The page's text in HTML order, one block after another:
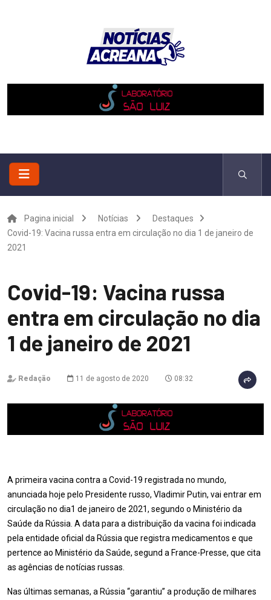
Pagina inicial Notícias
Destaques
Covid-19: Vacina russa entra em circulação no dia 1 de janeiro de
2021
Covid-19: Vacina russa
entra em circulação no dia
1 de janeiro de 2021
Redação 11 de agosto de 2020 08:32
A primeira vacina contra a Covid-19 registrada no mundo,
anunciada hoje pelo Presidente russo, Vladimir Putin, vai entrar em
circulação no dia1 de janeiro de 2021, segundo o Ministério da
Saúde da Rússia. A data para a distribuição da vacina foi indicada
pela entidade oficial da Rússia que registra medicamentos e que
pertence ao Ministério da Saúde, segund a France-Presse, que cita
as agências de notícias russas.
Nas últimas semanas, a Rússia “garantiu” a produção de milhares